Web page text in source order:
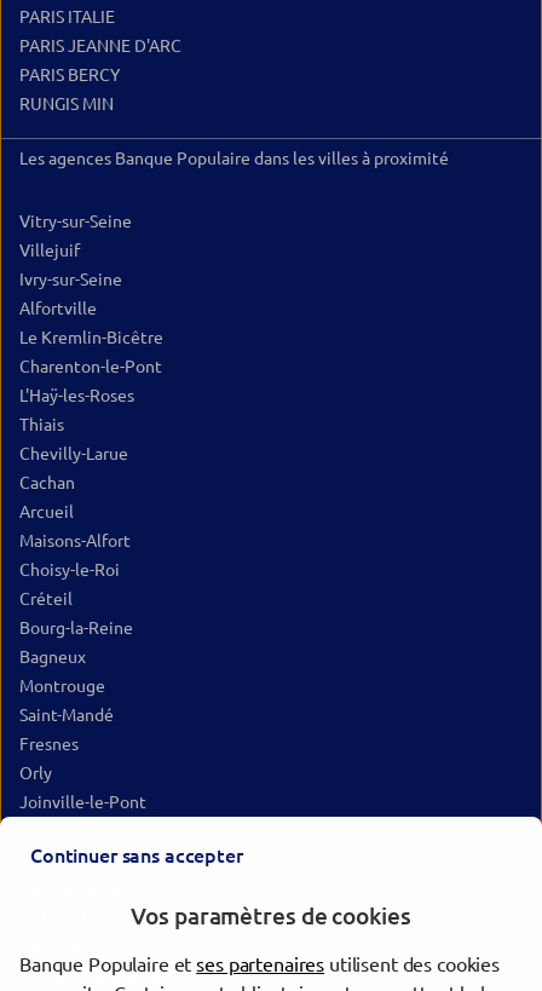
PARIS ITALIE
PARIS JEANNE D'ARC
PARIS BERCY
RUNGIS MIN
Les agences Banque Populaire dans les villes à proximité
Vitry-sur-Seine
Villejuif
Ivry-sur-Seine
Alfortville
Le Kremlin-Bicêtre
Charenton-le-Pont
L'Haÿ-les-Roses
Thiais
Chevilly-Larue
Cachan
Arcueil
Maisons-Alfort
Choisy-le-Roi
Créteil
Bourg-la-Reine
Bagneux
Montrouge
Saint-Mandé
Fresnes
Orly
Joinville-le-Pont
Vincennes
Fontenay-aux-Roses
Continuer sans accepter
Vos paramètres de cookies
Banque Populaire etses partenaires utilisent des cookies